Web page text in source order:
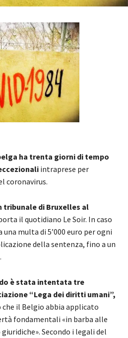
ha trenta giorni di tempo
intraprese per
coronavirus.
tribunale di Bruxelles al
il quotidiano Le Soir. In caso
multa di 5’000 euro per ogni
della sentenza, fino a un
è stata intentata tre
“Lega dei diritti umani”,
il Belgio abbia applicato
fondamentali «in barba alle
Secondo i legali del